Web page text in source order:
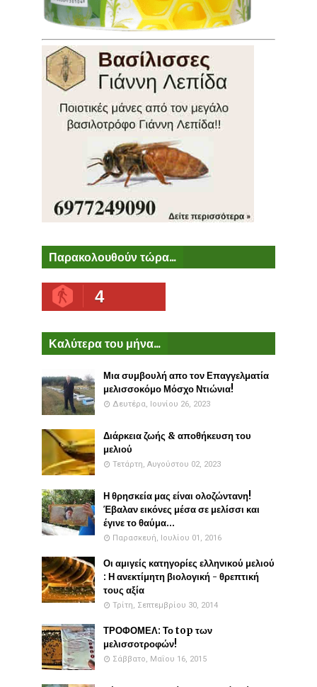
Παρακολουθούν τώρα...
4
Καλύτερα του μήνα...
Μια συμβουλή απο τον Επαγγελματία
μελισσοκόμο Μόσχο Ντιώνια!
Δευτέρα, Ιουνίου 26, 2023
Διάρκεια ζωής & αποθήκευση του
μελιού
Τετάρτη, Αυγούστου 02, 2023
Η θρησκεία μας είναι ολοζώντανη!
Έβαλαν εικόνες μέσα σε μελίσσι και
έγινε το θαύμα...
Παρασκευή, Ιουλίου 01, 2016
Οι αμιγείς κατηγορίες ελληνικού μελιού
: Η ανεκτίμητη βιολογική - θρεπτική
τους αξία
Τρίτη, Σεπτεμβρίου 30, 2014
ΤΡΟΦΟΜΕΛ: Το top των
μελισσοτροφών!
Σάββατο, Μαΐου 16, 2015